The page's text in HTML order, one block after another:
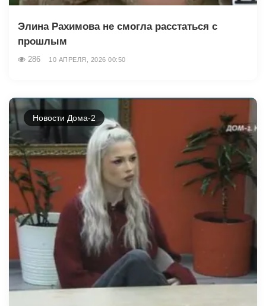
Элина Рахимова не смогла расстаться с
прошлым
286 10 АПРЕЛЯ, 2026 00:50
Новости Дома-2